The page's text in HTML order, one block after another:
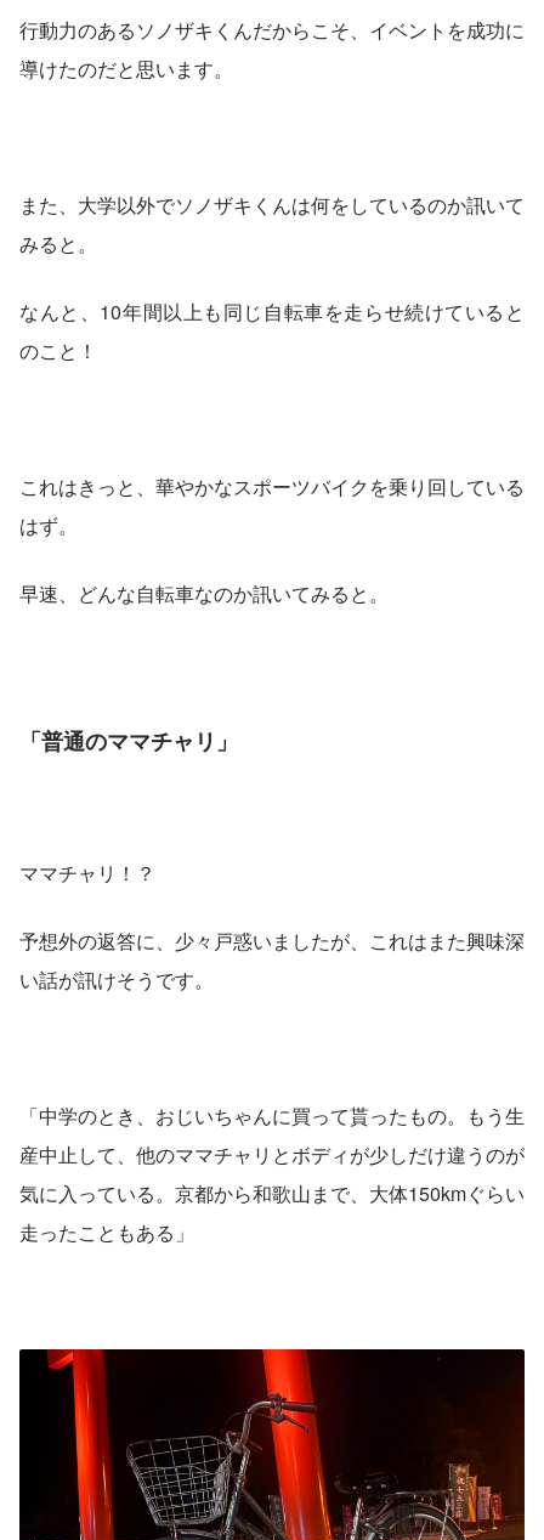
行動力のあるソノザキくんだからこそ、イベントを成功に
導けたのだと思います。
また、大学以外でソノザキくんは何をしているのか訊いて
みると。
なんと、10年間以上も同じ自転車を走らせ続けていると
のこと！
これはきっと、華やかなスポーツバイクを乗り回している
はず。
早速、どんな自転車なのか訊いてみると。
「普通のママチャリ」
ママチャリ！？
予想外の返答に、少々戸惑いましたが、これはまた興味深
い話が訊けそうです。
「中学のとき、おじいちゃんに買って貰ったもの。もう生
産中止して、他のママチャリとボディが少しだけ違うのが
気に入っている。京都から和歌山まで、大体150kmぐらい
走ったこともある」